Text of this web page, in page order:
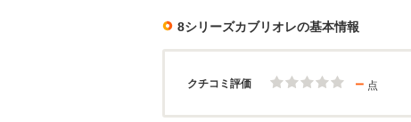
8シリーズカブリオレの基本情報
クチコミ評価 － 点